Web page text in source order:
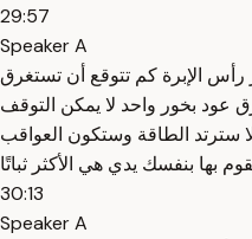
29:57
Speaker A
رأس الإبرة كم تتوقع أن تستغرق
عود بخور واحد لا يمكن التوقف
سترتد الطاقة وستكون العواقب
بها بنفسك يدي هي الأكثر ثباتًا
30:13
Speaker A